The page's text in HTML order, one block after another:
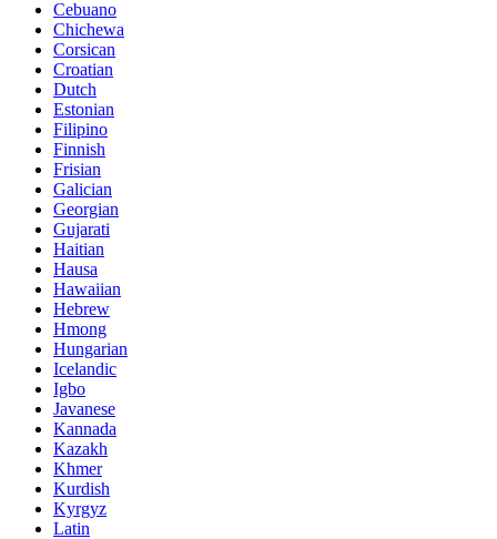
Cebuano
Chichewa
Corsican
Croatian
Dutch
Estonian
Filipino
Finnish
Frisian
Galician
Georgian
Gujarati
Haitian
Hausa
Hawaiian
Hebrew
Hmong
Hungarian
Icelandic
Igbo
Javanese
Kannada
Kazakh
Khmer
Kurdish
Kyrgyz
Latin